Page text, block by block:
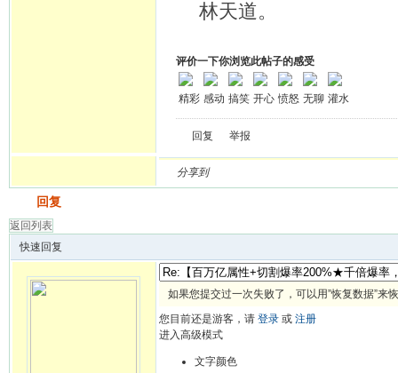
林天道。
评价一下你浏览此帖子的感受
精彩 感动 搞笑 开心 愤怒 无聊 灌水
回复 举报
分享到
回复
返回列表
快速回复
如果您提交过一次失败了，可以用”恢复数据”来
您目前还是游客，请 登录 或 注册
进入高级模式
文字颜色